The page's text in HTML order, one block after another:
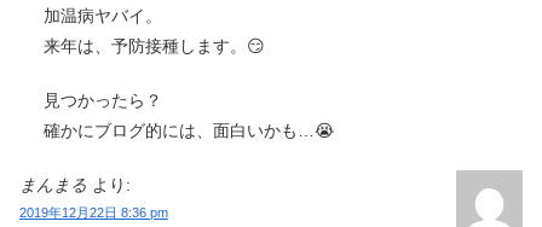
加温病ヤバイ。
来年は、予防接種します。😏
見つかったら？
確かにブログ的には、面白いかも…😭
まんまる より:
2019年12月22日 8:36 pm